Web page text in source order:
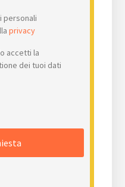
personali
privacy
accetti la
dei tuoi dati